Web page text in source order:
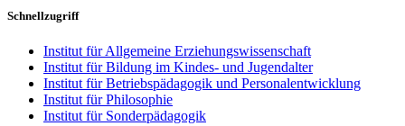
Schnellzugriff
Institut für Allgemeine Erziehungswissenschaft
Institut für Bildung im Kindes- und Jugendalter
Institut für Betriebspädagogik und Personalentwicklung
Institut für Philosophie
Institut für Sonderpädagogik